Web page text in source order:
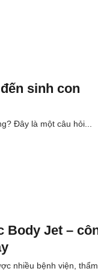
sinh con
Đây là một câu hỏi...
Body Jet –
nhiều bệnh viện,